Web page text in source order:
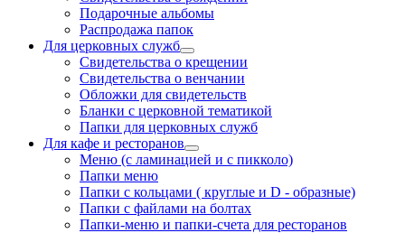
Подарочные альбомы
Распродажа папок
Для церковных служб
Свидетельства о крещении
Свидетельства о венчании
Обложки для свидетельств
Бланки с церковной тематикой
Папки для церковных служб
Для кафе и ресторанов
Меню (с ламинацией и с пикколо)
Папки меню
Папки с кольцами ( круглые и D - образные)
Папки с файлами на болтах
Папки-меню и папки-счета для ресторанов